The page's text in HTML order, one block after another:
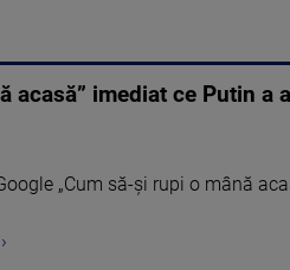
acasă” imediat ce Putin
„Cum să-și rupi o mână